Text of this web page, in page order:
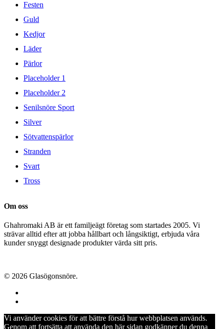
Festen
Guld
Kedjor
Läder
Pärlor
Placeholder 1
Placeholder 2
Senilsnöre Sport
Silver
Sötvattenspärlor
Stranden
Svart
Tross
Om oss
Ghahromaki AB är ett familjeägt företag som startades 2005. Vi
strävar alltid efter att jobba hållbart och långsiktigt, erbjuda våra
kunder snyggt designade produkter värda sitt pris.
© 2026 Glasögonsnöre.
Vi använder cookies för att bättre förstå hur webbplatsen används.
Genom att fortsätta att använda den här sidan godkänner du denna